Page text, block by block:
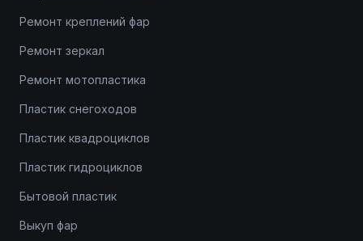
Ремонт креплений фар
Ремонт зеркал
Ремонт мотопластика
Пластик снегоходов
Пластик квадроциклов
Пластик гидроциклов
Бытовой пластик
Выкуп фар